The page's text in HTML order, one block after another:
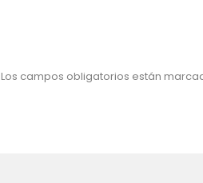
Los campos obligatorios están